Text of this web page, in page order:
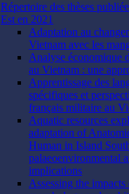
Répertoire des thèses
Est en 2021
Adaptation au
Vietnam avec les
Analyse économique
au Vietnam : une
Apprentissage des
spécifiques et
français militaire au
Aquatic resources
adaptation of
Human in Island
palaeoenvironmental
implications
Assessing the impacts